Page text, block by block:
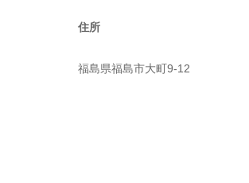
住所
福島県福島市大町9-12